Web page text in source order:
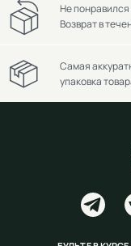
Не понравился
Возврат в
Самая
упаковка